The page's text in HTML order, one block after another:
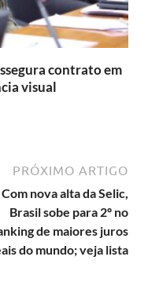
contrato em
visual
PRÓXIMO ARTIGO
Com nova alta da Selic,
Brasil sobe para 2º no
de maiores juros
do mundo; veja lista